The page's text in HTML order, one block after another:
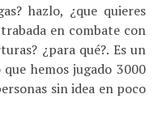
hazlo, ¿que quieres
en combate con
¿para qué?. Es un
hemos jugado 3000
sin idea en poco